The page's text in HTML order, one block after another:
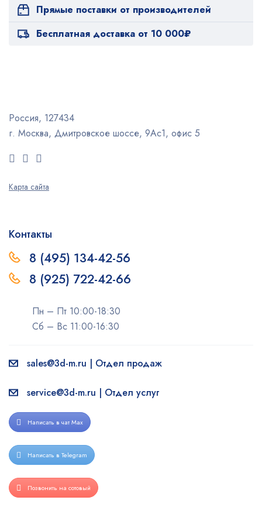
Прямые поставки от производителей
Бесплатная доставка от 10 000₽
Россия, 127434
г. Москва, Дмитровское шоссе, 9Ас1, офис 5
Карта сайта
Контакты
8 (495) 134-42-56
8 (925) 722-42-66
Пн – Пт 10:00-18:30
Сб – Вс 11:00-16:30
sales@3d-m.ru | Отдел продаж
service@3d-m.ru | Отдел услуг
Написать в чат Max
Написать в Telegram
Позвонить на сотовый